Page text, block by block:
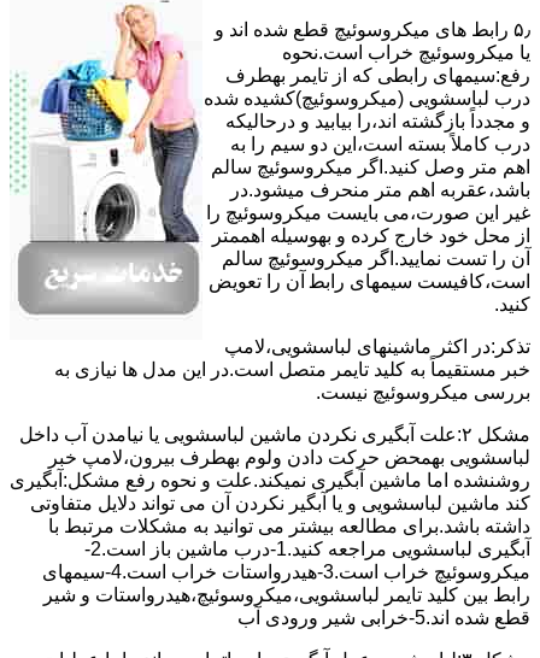
۵٫ رابط های ﻣﯿﮑﺮوﺳﻮﺋﯿﭻ ﻗﻄﻊ شده اند و
ﯾﺎ ﻣﯿﮑﺮوﺳﻮﺋﯿﭻ ﺧﺮاب اﺳﺖ.نحوه
رفع:سیمهای راﺑﻄﯽ ﮐﻪ از ﺗﺎﯾﻤﺮ بهطرف
درب لباسشویی (ﻣﯿﮑﺮوﺳﻮﺋﯿﭻ)کشیده شده
و مجدداً بازگشته اند،را ﺑﯿﺎﺑﯿﺪ و درحالیکه
درب کاملاً ﺑﺴﺘﻪ اﺳﺖ،اﯾﻦ دو ﺳﯿﻢ را ﺑﻪ
اﻫﻢ ﻣﺘﺮ وصل کنید.اﮔﺮ ﻣﯿﮑﺮوﺳﻮﺋﯿﭻ ﺳﺎﻟﻢ
ﺑﺎﺷﺪ،ﻋﻘﺮﺑﻪ اهم متر ﻣﻨﺤﺮف میشود.در
ﻏﯿﺮ اﯾﻦ ﺻﻮرت،می بایست ﻣﯿﮑﺮوﺳﻮﺋﯿﭻ را
از ﻣﺤﻞ خود ﺧﺎرج کرده و بهوسیله اهممتر
آن را ﺗﺴﺖ ﻧﻤﺎﯾﯿﺪ.اﮔﺮ ﻣﯿﮑﺮوﺳﻮﺋﯿﭻ ﺳﺎﻟﻢ
اﺳﺖ،ﮐﺎﻓﯿﺴﺖ سیمهای راﺑﻄ آن را ﺗﻌﻮﯾﺾ
کنید.
ﺗﺬﮐﺮ:در اﮐﺜﺮ ماشینهای لباسشویی،ﻻﻣﭗ
ﺧﺒﺮ مستقیماً ﺑﻪ ﮐﻠﯿﺪ ﺗﺎﯾﻤﺮ ﻣﺘﺼﻞ اﺳﺖ.در اﯾﻦ مدل ها ﻧﯿﺎزی ﺑﻪ
بررسی ﻣﯿﮑﺮوﺳﻮﺋﯿﭻ نیست.
مشکل ۲:علت آبگیری نکردن ماشین لباسشویی یا نیامدن آب داخل
لباسشویی بهمحض ﺣﺮﮐﺖ دادن وﻟﻮم بهطرف ﺑﯿﺮون،ﻻﻣﭗ ﺧﺒﺮ
روشنشده اﻣﺎ ﻣﺎﺷﯿﻦ آﺑﮕﯿﺮی نمیکند.ﻋﻠﺖ و نحوه رﻓﻊ مشکل:آبگیری
کند ماشین لباسشویی و یا آبگیر نکردن آن می تواند دلایل متفاوتی
داشته باشد.برای مطالعه بیشتر می توانید به مشکلات مرتبط با
آبگیری لباسشویی مراجعه کنید.1-درب ﻣﺎﺷﯿﻦ ﺑﺎز اﺳﺖ.2-
ﻣﯿﮑﺮوﺳﻮﺋﯿﭻ ﺧﺮاب اﺳﺖ.3-ﻫﯿﺪرواﺳﺘﺎت ﺧﺮاب اﺳﺖ.4-سیمهای
راﺑﻂ ﺑﯿﻦ ﮐﻠﯿﺪ ﺗﺎﯾﻤﺮ لباسشویی،ﻣﯿﮑﺮوﺳﻮﺋﯿﭻ،ﻫﯿﺪرواﺳﺘﺎت و ﺷﯿﺮ
ﻗﻄﻊ ﺷﺪه اند.5-خرابی شیر ورودی آب